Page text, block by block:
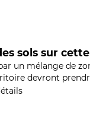
sols sur
un mélange de
devront